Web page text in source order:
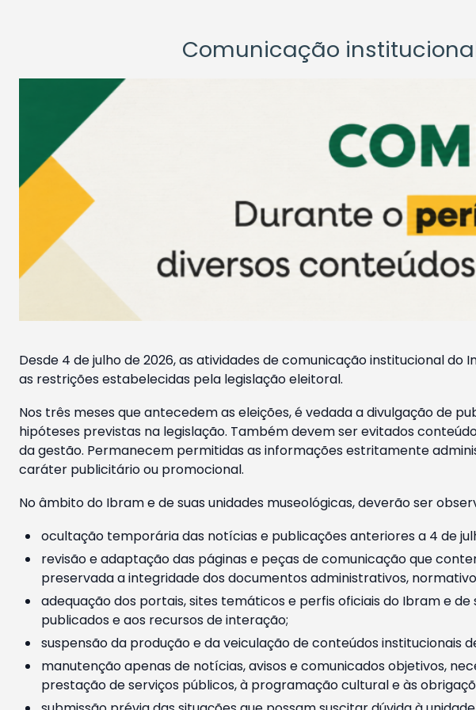
Comunicação
Desde 4 de julho de 2026, as atividades de comunicação institucional
as restrições estabelecidas pela legislação eleitoral.
Nos três meses que antecedem as eleições, é vedada a divulgação de
hipóteses previstas na legislação. Também devem ser evitados
da gestão. Permanecem permitidas as informações estritamente
caráter publicitário ou promocional.
No âmbito do Ibram e de suas unidades museológicas, deverão ser
ocultação temporária das notícias e publicações anteriores a 4 de
revisão e adaptação das páginas e peças de comunicação que
preservada a integridade dos documentos administrativos,
adequação dos portais, sites temáticos e perfis oficiais do Ibram e
publicados e aos recursos de interação;
suspensão da produção e da veiculação de conteúdos institucionais
manutenção apenas de notícias, avisos e comunicados objetivos,
prestação de serviços públicos, à programação cultural e às